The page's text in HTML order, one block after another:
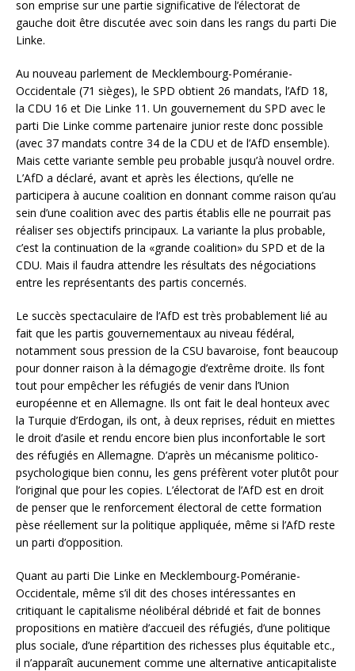
son emprise sur une partie significative de l’électorat de
gauche doit être discutée avec soin dans les rangs du parti Die
Linke.
Au nouveau parlement de Mecklembourg-Poméranie-
Occidentale (71 sièges), le SPD obtient 26 mandats, l’AfD 18,
la CDU 16 et Die Linke 11. Un gouvernement du SPD avec le
parti Die Linke comme partenaire junior reste donc possible
(avec 37 mandats contre 34 de la CDU et de l’AfD ensemble).
Mais cette variante semble peu probable jusqu’à nouvel ordre.
L’AfD a déclaré, avant et après les élections, qu’elle ne
participera à aucune coalition en donnant comme raison qu’au
sein d’une coalition avec des partis établis elle ne pourrait pas
réaliser ses objectifs principaux. La variante la plus probable,
c’est la continuation de la «grande coalition» du SPD et de la
CDU. Mais il faudra attendre les résultats des négociations
entre les représentants des partis concernés.
Le succès spectaculaire de l’AfD est très probablement lié au
fait que les partis gouvernementaux au niveau fédéral,
notamment sous pression de la CSU bavaroise, font beaucoup
pour donner raison à la démagogie d’extrême droite. Ils font
tout pour empêcher les réfugiés de venir dans l’Union
européenne et en Allemagne. Ils ont fait le deal honteux avec
la Turquie d’Erdogan, ils ont, à deux reprises, réduit en miettes
le droit d’asile et rendu encore bien plus inconfortable le sort
des réfugiés en Allemagne. D’après un mécanisme politico-
psychologique bien connu, les gens préfèrent voter plutôt pour
l’original que pour les copies. L’électorat de l’AfD est en droit
de penser que le renforcement électoral de cette formation
pèse réellement sur la politique appliquée, même si l’AfD reste
un parti d’opposition.
Quant au parti Die Linke en Mecklembourg-Poméranie-
Occidentale, même s’il dit des choses intéressantes en
critiquant le capitalisme néolibéral débridé et fait de bonnes
propositions en matière d’accueil des réfugiés, d’une politique
plus sociale, d’une répartition des richesses plus équitable etc.,
il n’apparaît aucunement comme une alternative anticapitaliste